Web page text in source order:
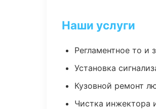
Наши услуги
Регламентное то и
Установка
Кузовной ремонт
Чистка инжектора